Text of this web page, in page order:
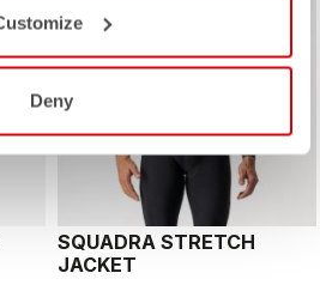
Deny
SQUADRA STRETCH
JACKET